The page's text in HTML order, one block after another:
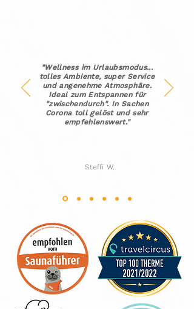
"Wellness im Urlaubsmodus...
tolles Ambiente, super Service
und angenehme Atmosphäre.
Ideal zum Entspannen für
"zwischendurch". In Sachen
Corona toll gelöst und sehr
empfehlenswert."
Steffi W.